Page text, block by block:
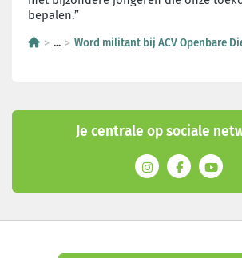
bepalen.”
... Word militant bij ACV Openbare
Je centrale op sociale